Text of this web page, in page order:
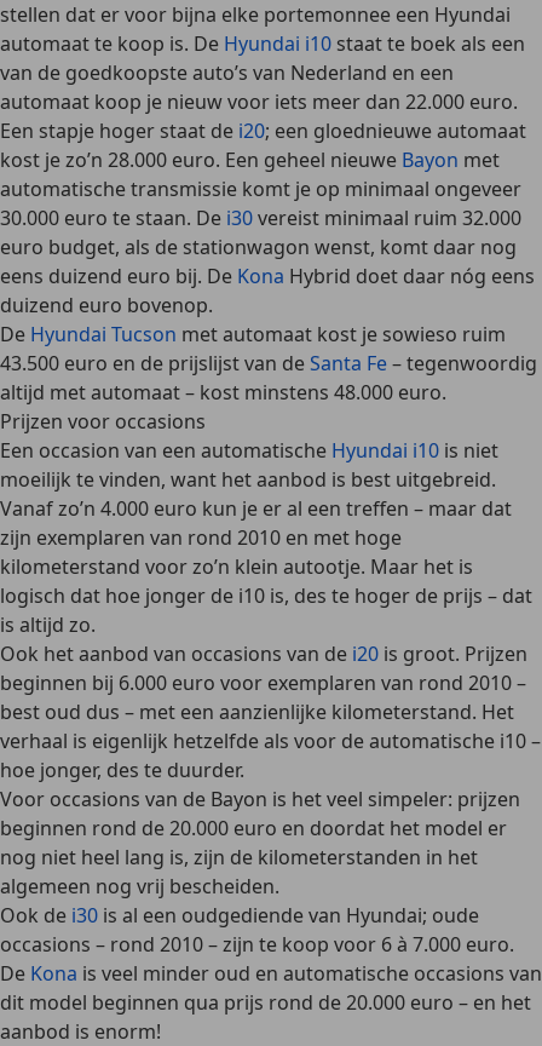
stellen dat ervoor bijna elke portemonnee een Hyundai
automaatte koop is. De Hyundai i10 staat te boek als een
van de goedkoopste auto’s van Nederland en een
automaat koop je nieuw voor iets meer dan 22.000 euro.
Een stapje hoger staat de i20; een gloednieuwe automaat
kost je zo’n 28.000 euro. Een geheel nieuwe Bayon met
automatische transmissie komt je op minimaal ongeveer
30.000 euro te staan. De i30vereist minimaal ruim 32.000
euro budget, als de stationwagon wenst, komt daar nog
eens duizend euro bij. De Kona Hybrid doet daar nóg eens
duizend euro bovenop.
De Hyundai Tucson met automaat kost je sowieso ruim
43.500 euro en de prijslijst van deSanta Fe– tegenwoordig
altijd met automaat – kost minstens 48.000 euro.
Prijzen voor occasions
Een occasion van een automatische Hyundai i10 is niet
moeilijk te vinden, want het aanbod is best uitgebreid.
Vanaf zo’n 4.000 euro kun je er al een treffen – maar dat
zijn exemplaren van rond 2010 en met hoge
kilometerstand voor zo’n klein autootje. Maar het is
logisch dat hoe jonger de i10 is, des te hoger de prijs – dat
is altijd zo.
Ook het aanbod van occasions van de i20 is groot. Prijzen
beginnen bij 6.000 euro voor exemplaren van rond 2010 –
best oud dus – met een aanzienlijke kilometerstand. Het
verhaal is eigenlijk hetzelfde als voor de automatische i10 –
hoe jonger, des te duurder.
Voor occasions van de Bayon is het veel simpeler: prijzen
beginnen rond de 20.000 euro en doordat het model er
nog niet heel lang is, zijn de kilometerstanden in het
algemeen nog vrij bescheiden.
Ook de i30 is al een oudgediende van Hyundai; oude
occasions – rond 2010 – zijn te koop voor 6 à 7.000 euro.
De Kona is veel minder oud en automatische occasions van
dit model beginnen qua prijs rond de 20.000 euro – en het
aanbod is enorm!